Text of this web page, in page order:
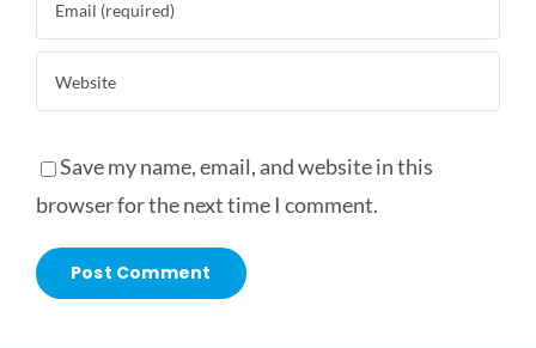
Save my name, email, and website in this
browser for the next time I comment.